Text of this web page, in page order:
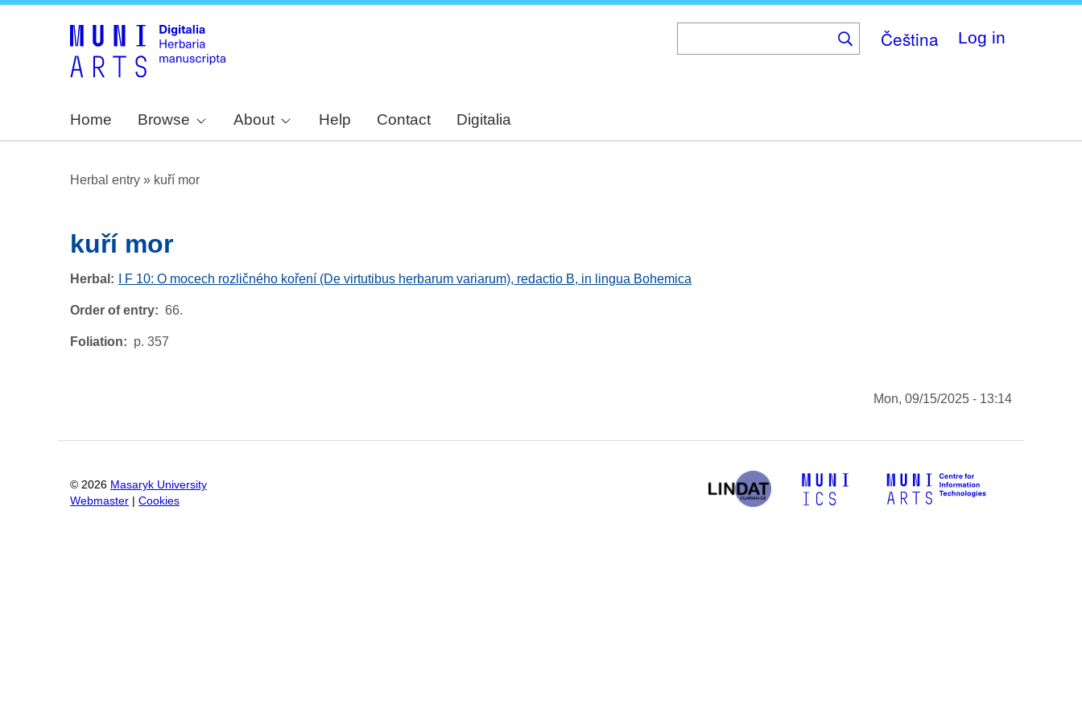
Čeština Log in
Home Browse About Help Contact Digitalia
Herbal entry » kuří mor
kuří mor
Herbal I F 10: O mocech rozličného koření (De virtutibus herbarum variarum), redactio B, in lingua Bohemica
Order of entry 66.
Foliation p. 357
Mon, 09/15/2025 - 13:14
© 2026 Masaryk University
Webmaster
Cookies